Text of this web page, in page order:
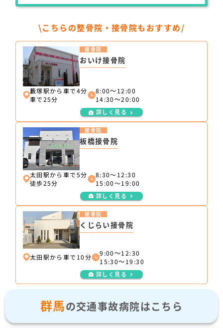
\こちらの整骨院・接骨院もおすすめ/
おいけ接骨院
接骨院
藪塚駅から車で4分
車で25分
8:00～12:00
14:30～20:00
詳しく見る
板橋接骨院
接骨院
太田駅から車で5分
徒歩25分
8:30〜12:30
15:00〜19:00
詳しく見る
くじらい接骨院
接骨院
太田駅から車で10分
9:00～12:30
15:30～19:30
詳しく見る
群馬の交通事故病院はこちら